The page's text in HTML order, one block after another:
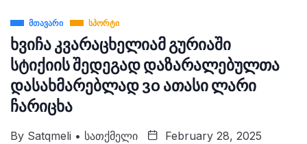
ᲛᲗᲐᲕᲐᲠᲘ ᲡᲞᲝᲠᲢᲘ
ხვიჩა კვარაცხელიამ გურიაში
სტიქიის შედეგად დაზარალებულთა
დასახმარებლად 30 ათასი ლარი
ჩარიცხა
By Satqmeli • Სათქმელი February 28, 2025